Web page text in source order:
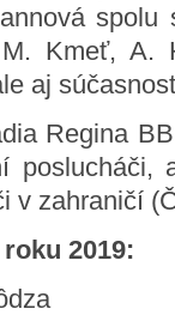
Kmeť, A.
aj
Regina
poslucháči,
v zahraničí
2019: